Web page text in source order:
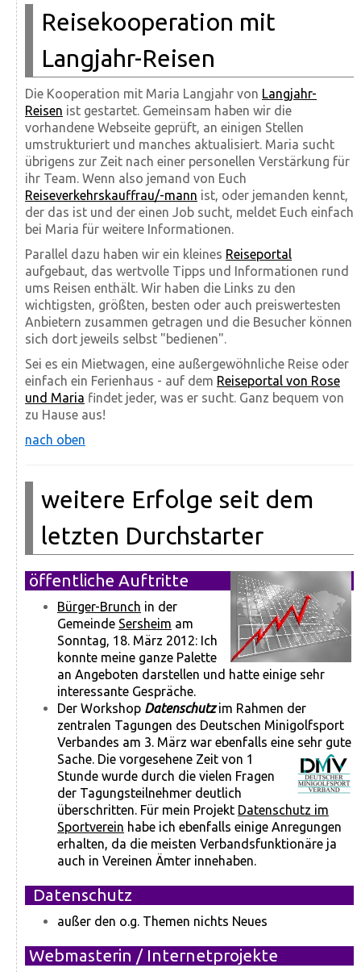
Reisekooperation mit
Langjahr-Reisen
Die Kooperation mit Maria Langjahr von Langjahr-
Reisen ist gestartet. Gemeinsam haben wir die
vorhandene Webseite geprüft, an einigen Stellen
umstrukturiert und manches aktualisiert. Maria sucht
übrigens zur Zeit nach einer personellen Verstärkung für
ihr Team. Wenn also jemand von Euch
Reiseverkehrskauffrau/-mann ist, oder jemanden kennt,
der das ist und der einen Job sucht, meldet Euch einfach
bei Maria für weitere Informationen.
Parallel dazu haben wir ein kleines Reiseportal
aufgebaut, das wertvolle Tipps und Informationen rund
ums Reisen enthält. Wir haben die Links zu den
wichtigsten, größten, besten oder auch preiswertesten
Anbietern zusammen getragen und die Besucher können
sich dort jeweils selbst "bedienen".
Sei es ein Mietwagen, eine außergewöhnliche Reise oder
einfach ein Ferienhaus - auf dem Reiseportal von Rose
und Maria findet jeder, was er sucht. Ganz bequem von
zu Hause aus!
nach oben
weitere Erfolge seit dem
letzten Durchstarter
öffentliche Auftritte
Bürger-Brunch in der
Gemeinde Sersheim am
Sonntag, 18. März 2012: Ich
konnte meine ganze Palette
an Angeboten darstellen und hatte einige sehr
interessante Gespräche.
Der Workshop Datenschutzim Rahmen der
zentralen Tagungen des Deutschen Minigolfsport
Verbandes am 3. März war ebenfalls eine sehr gute
Sache. Die vorgesehene Zeit von 1
Stunde wurde durch die vielen Fragen
der Tagungsteilnehmer deutlich
überschritten. Für mein Projekt Datenschutz im
Sportverein habe ich ebenfalls einige Anregungen
erhalten, da die meisten Verbandsfunktionäre ja
auch in Vereinen Ämter innehaben.
Datenschutz
außer den o.g. Themen nichts Neues
Webmasterin / Internetprojekte